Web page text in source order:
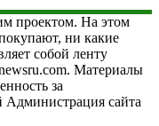
проектом. На этом
ни какие
собой ленту
Материалы
за
Администрация сайта